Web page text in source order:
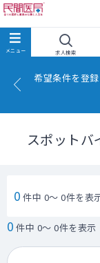
求人検索
希望条件を登
スポットバ
0 件中 0～ 0件を表
0 件中 0～ 0件を表示